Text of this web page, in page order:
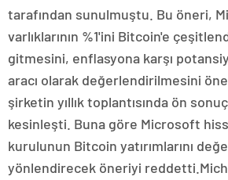
tarafından sunulmuştu. Bu öneri,
varlıklarının %1'ini Bitcoin'e
gitmesini, enflasyona karşı
aracı olarak değerlendirilmesini
şirketin yıllık toplantısında ön
kesinleşti. Buna göre Microsoft
kurulunun Bitcoin yatırımlarını
yönlendirecek öneriyi